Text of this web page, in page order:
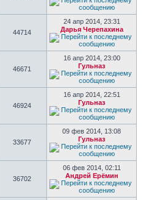
44714
24 апр 2014, 23:31
Дарья Черепахина
46671
16 апр 2014, 23:00
Гульназ
46924
16 апр 2014, 22:51
Гульназ
33677
09 фев 2014, 13:08
Гульназ
36702
06 фев 2014, 02:11
Андрей Ерёмин